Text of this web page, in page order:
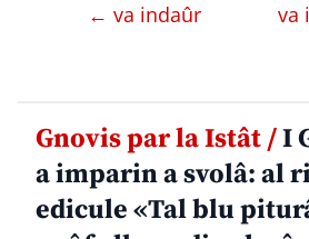
← va indaûr va
Gnovis par la Istât /I
a imparin a svolâ: al
edicule «Tal blu